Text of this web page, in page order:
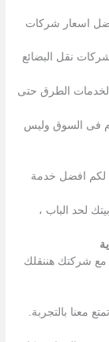
اسعار شركات
نقل البضائع
الخدمات الطرق حتى
فى السوق وليس
لكم افضل خدمة
لحد الباب ،
شركتك هننقلك
معنا بالتجربة.